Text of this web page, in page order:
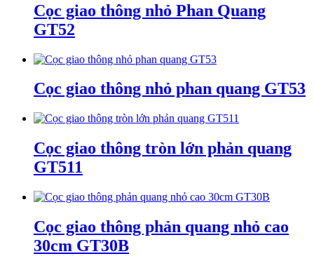
Cọc giao thông nhỏ Phan Quang
GT52
Cọc giao thông nhỏ phan quang GT53
Cọc giao thông tròn lớn phản quang
GT511
Cọc giao thông phản quang nhỏ cao
30cm GT30B